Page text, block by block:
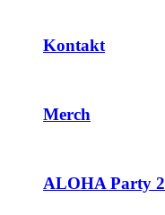
Kontakt
Merch
ALOHA Party 2